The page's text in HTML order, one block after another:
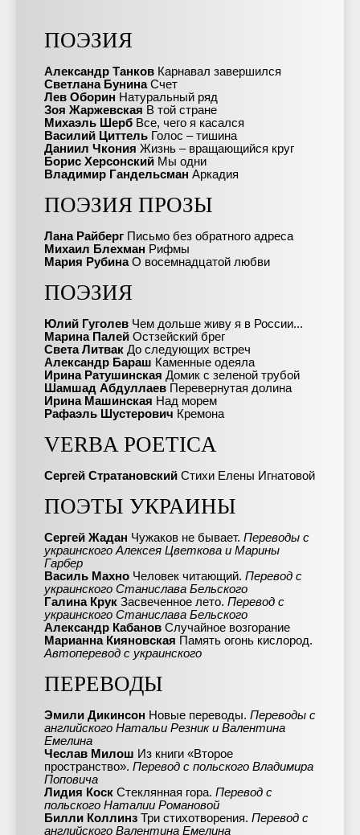
ПОЭЗИЯ
Александр Танков Карнавал завершился
Светлана БунинаСчет
Лев Оборин Натуральный ряд
Зоя Жаржевская В той стране
Михаэль Шерб Все, чего я касался
Василий Циттель Голос – тишина
Даниил Чкония Жизнь – вращающийся круг
Борис Херсонский Мы одни
Владимир Гандельсман Аркадия
ПОЭЗИЯ ПРОЗЫ
Лана Райберг Письмо без обратного адреса
Михаил Блехман Рифмы
Мария РубинаО восемнадцатой любви
ПОЭЗИЯ
Юлий Гуголев Чем дольше живу я в России...
Марина Палей Остзейский брег
Света Литвак До следующих встреч
Александр Бараш Каменные одеяла
Ирина Ратушинская Домик с зеленой трубой
Шамшад Абдуллаев Перевернутая долина
Ирина Машинская Над морем
Рафаэль Шустерович Кремона
VERBA POETICA
Сергей Стратановский Стихи Елены Игнатовой
ПОЭТЫ УКРАИНЫ
Сергей Жадан Чужаков не бывает. Переводы с
украинского Алексея Цветкова и Марины
Гарбер
Василь Махно Человек читающий. Перевод с
украинского Станислава Бельского
Галина Крук Засвеченное лето. Перевод с
украинского Станислава Бельского
Александр Кабанов Случайное возгорание
Марианна Кияновская Память огонь кислород.
Автоперевод с украинского
ПЕРЕВОДЫ
Эмили Дикинсон Новые переводы. Переводы с
английского Натальи Резник и Валентина
Емелина
Чеслав Милош Из книги «Второе
пространство». Перевод с польского Владимира
Поповича
Лидия Коск Стеклянная гора. Перевод с
польского Наталии Романовой
Билли Коллинз Три стихотворения. Перевод с
английского Валентина Емелина